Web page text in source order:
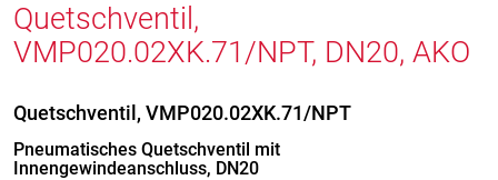
Quetschventil,
VMP020.02XK.71/NPT, DN20, AKO
Quetschventil, VMP020.02XK.71/NPT
Pneumatisches Quetschventil mit
Innengewindeanschluss, DN20